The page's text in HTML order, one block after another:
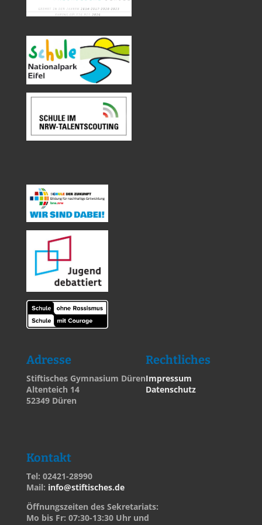
Adresse
Stiftisches Gymnasium Düren
Altenteich 14
52349 Düren
Rechtliches
Impressum
Datenschutz
Kontakt
Tel: 02421-28990
Mail: info@stiftisches.de
Öffnungszeiten des Sekretariats:
Mo bis Fr: 07:30-13:30 Uhr und